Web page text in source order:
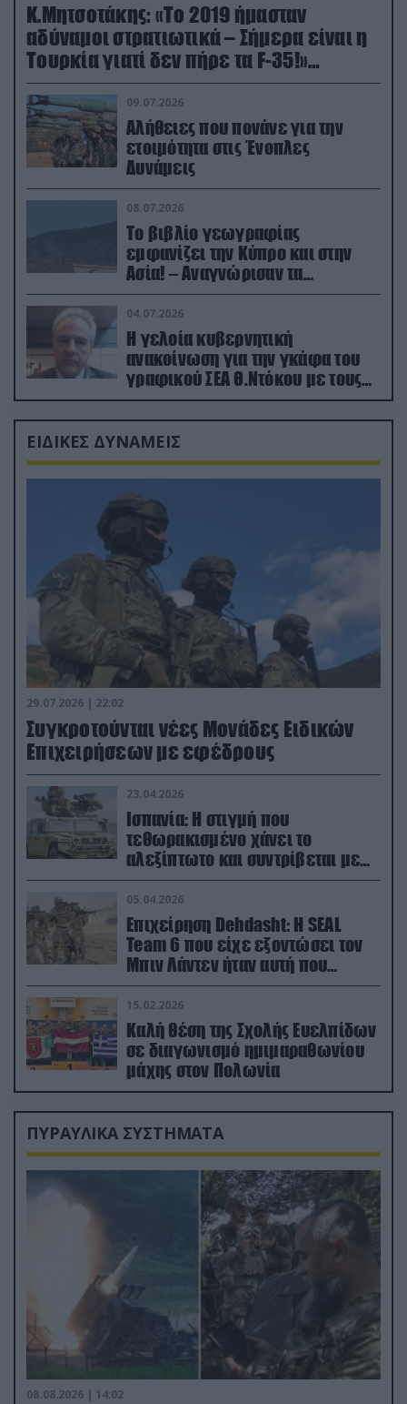
Κ.Μητσοτάκης: «Το 2019 ήμασταν
αδύναμοι στρατιωτικά – Σήμερα είναι η
Τουρκία γιατί δεν πήρε τα F-35!»
(βίντεο)
09.07.2026
Αλήθειες που πονάνε για την
ετοιμότητα στις Ένοπλες
Δυνάμεις
08.07.2026
Το βιβλίο γεωγραφίας
εμφανίζει την Κύπρο και στην
Ασία! – Αναγνώρισαν τα
κατεχόμενα; (φωτο)
04.07.2026
Η γελοία κυβερνητική
ανακοίνωση για την γκάφα του
γραφικού ΣΕΑ Θ.Ντόκου με τους
Ρώσους φαρσέρ
ΕΙΔΙΚΕΣ ΔΥΝΑΜΕΙΣ
29.07.2026 | 22:02
Συγκροτούνται νέες Μονάδες Ειδικών
Επιχειρήσεων με εφέδρους
23.04.2026
Ισπανία: Η στιγμή που
τεθωρακισμένο χάνει το
αλεξίπτωτο και συντρίβεται με
ορμή στο έδαφος (βίντεο)
05.04.2026
Επιχείρηση Dehdasht: Η SEAL
Team 6 που είχε εξοντώσει τον
Μπιν Λάντεν ήταν αυτή που
διέσωσε τον πιλότο του F-15
15.02.2026
Καλή θέση της Σχολής Ευελπίδων
σε διαγωνισμό ημιμαραθωνίου
μάχης στον Πολωνία
ΠΥΡΑΥΛΙΚΑ ΣΥΣΤΗΜΑΤΑ
08.08.2026 | 14:02